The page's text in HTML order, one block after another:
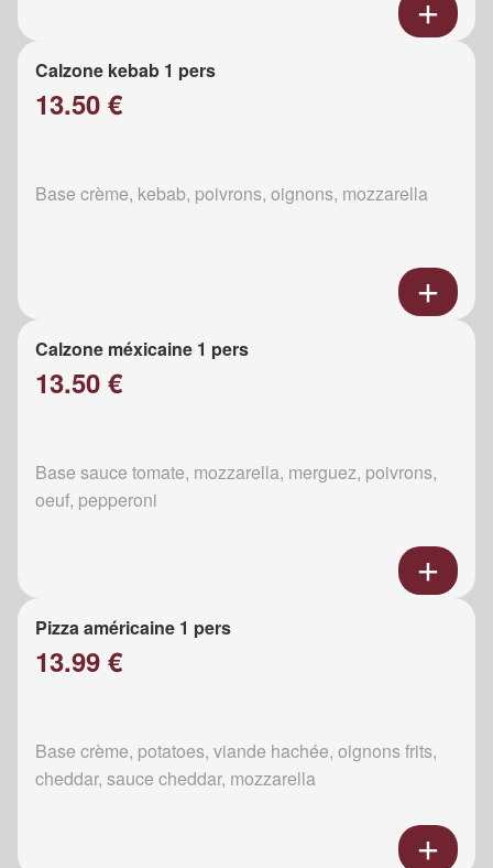
Calzone kebab 1 pers
13.50 €
Base crème, kebab, poivrons, oignons, mozzarella
Calzone méxicaine 1 pers
13.50 €
Base sauce tomate, mozzarella, merguez, poivrons,
oeuf, pepperoni
Pizza américaine 1 pers
13.99 €
Base crème, potatoes, viande hachée, oignons frits,
cheddar, sauce cheddar, mozzarella